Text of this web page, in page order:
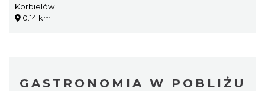
Korbielów
0.14 km
GASTRONOMIA W POBLIŻU